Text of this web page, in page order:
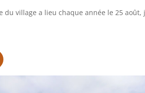
du village a lieu chaque année le 25 août,